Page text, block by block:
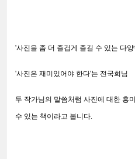
'사진을 좀 더 즐겁게 즐길 수 있는 다
'사진은 재미있어야 한다'는 전국희님
두 작가님의 말씀처럼 사진에 대한 흥
수 있는 책이라고 봅니다.